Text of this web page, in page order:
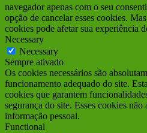
navegador apenas com o seu
opção de cancelar esses cookies.
cookies pode afetar sua experiência
Necessary
Necessary
Sempre ativado
Os cookies necessários são
funcionamento adequado do site.
cookies que garantem
segurança do site. Esses cookies não
informação pessoal.
Functional